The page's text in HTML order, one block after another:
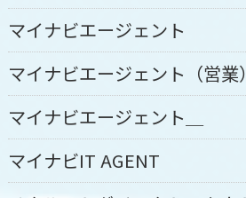
マイナビエージェント
マイナビエージェント（営業）
マイナビエージェント＿
マイナビIT AGENT